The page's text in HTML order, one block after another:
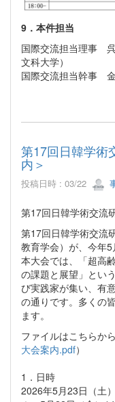
9．本件担当
国際交流担当理事
文科大学）
国際交流担当幹事 金
第17回日韓学術
内＞
投稿日時 : 03/22
第17回日韓学術交流
第17回日韓学術交流
教育学会）が、今年5
本大会では、「超高
の課題と展望」とい
び実践家が集い、有
の通りです。多くの
ます。
ファイルはこちらか
大会案内.pdf）
1．日時
2026年5月23日（土